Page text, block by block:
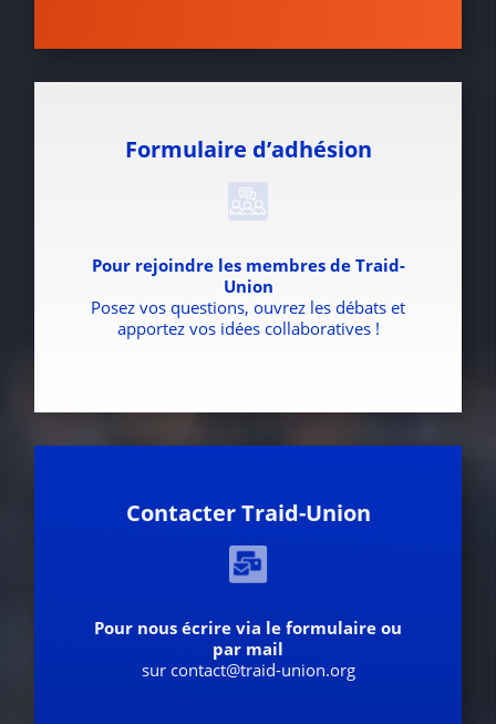
Formulaire d’adhésion
Pour rejoindre les membres de Traid-
Union
Posez vos questions, ouvrez les débats et
apportez vos idées collaboratives !
Contacter Traid-Union
Pour nous écrire via le formulaire ou
par mail
sur contact@traid-union.org